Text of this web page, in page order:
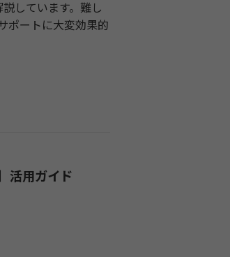
しています。難し
ポートに大変効果的
活用ガイド